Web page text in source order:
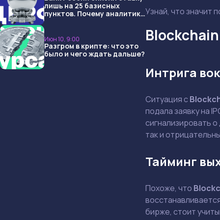
лишь на 25 базисных
пунктов. Почему аналитики
Июн 10, 9:00
Разгром в крипте: что это
было и чего ждать дальше?
Узнай, что значит
Интрига
Ситуация с
подала заявку на
сигнализировать
так и
Тайминг
Похоже, что
бирже, стоит